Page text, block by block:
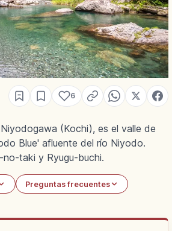
6
(Kochi), es el valle de
Blue' afluente del río Niyodo.
taki y Ryugu-buchi.
Preguntas frecuentes